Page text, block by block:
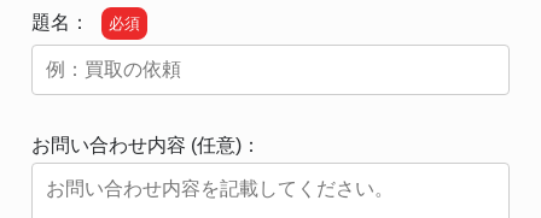
題名： 必須
お問い合わせ内容 (任意)：